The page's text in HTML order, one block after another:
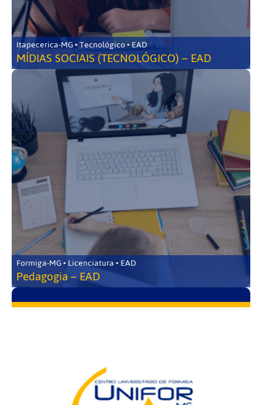
Itapecerica-MG • Tecnológico • EAD
MÍDIAS SOCIAIS (TECNOLÓGICO) – EAD
Formiga-MG • Licenciatura • EAD
Pedagogia – EAD